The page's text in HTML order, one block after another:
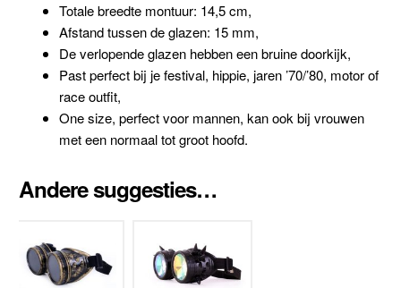
Totale breedte montuur: 14,5 cm,
Afstand tussen de glazen: 15 mm,
De verlopende glazen hebben een bruine doorkijk,
Past perfect bij je festival, hippie, jaren ’70/’80, motor of
race outfit,
One size, perfect voor mannen, kan ook bij vrouwen
met een normaal tot groot hoofd.
Andere suggesties…